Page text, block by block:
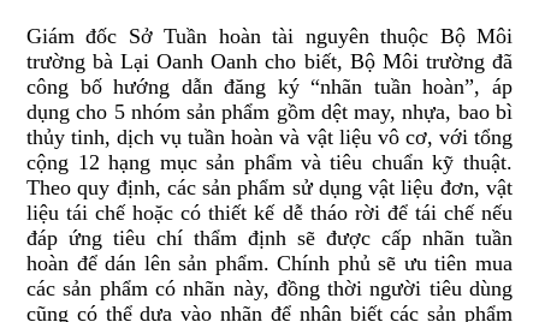
Giám đốc Sở Tuần hoàn tài nguyên thuộc Bộ Môi
trường bà Lại Oanh Oanh cho biết, Bộ Môi trường đã
công bố hướng dẫn đăng ký “nhãn tuần hoàn”, áp
dụng cho 5 nhóm sản phẩm gồm dệt may, nhựa, bao bì
thủy tinh, dịch vụ tuần hoàn và vật liệu vô cơ, với tổng
cộng 12 hạng mục sản phẩm và tiêu chuẩn kỹ thuật.
Theo quy định, các sản phẩm sử dụng vật liệu đơn, vật
liệu tái chế hoặc có thiết kế dễ tháo rời để tái chế nếu
đáp ứng tiêu chí thẩm định sẽ được cấp nhãn tuần
hoàn để dán lên sản phẩm. Chính phủ sẽ ưu tiên mua
các sản phẩm có nhãn này, đồng thời người tiêu dùng
cũng có thể dựa vào nhãn để nhận biết các sản phẩm